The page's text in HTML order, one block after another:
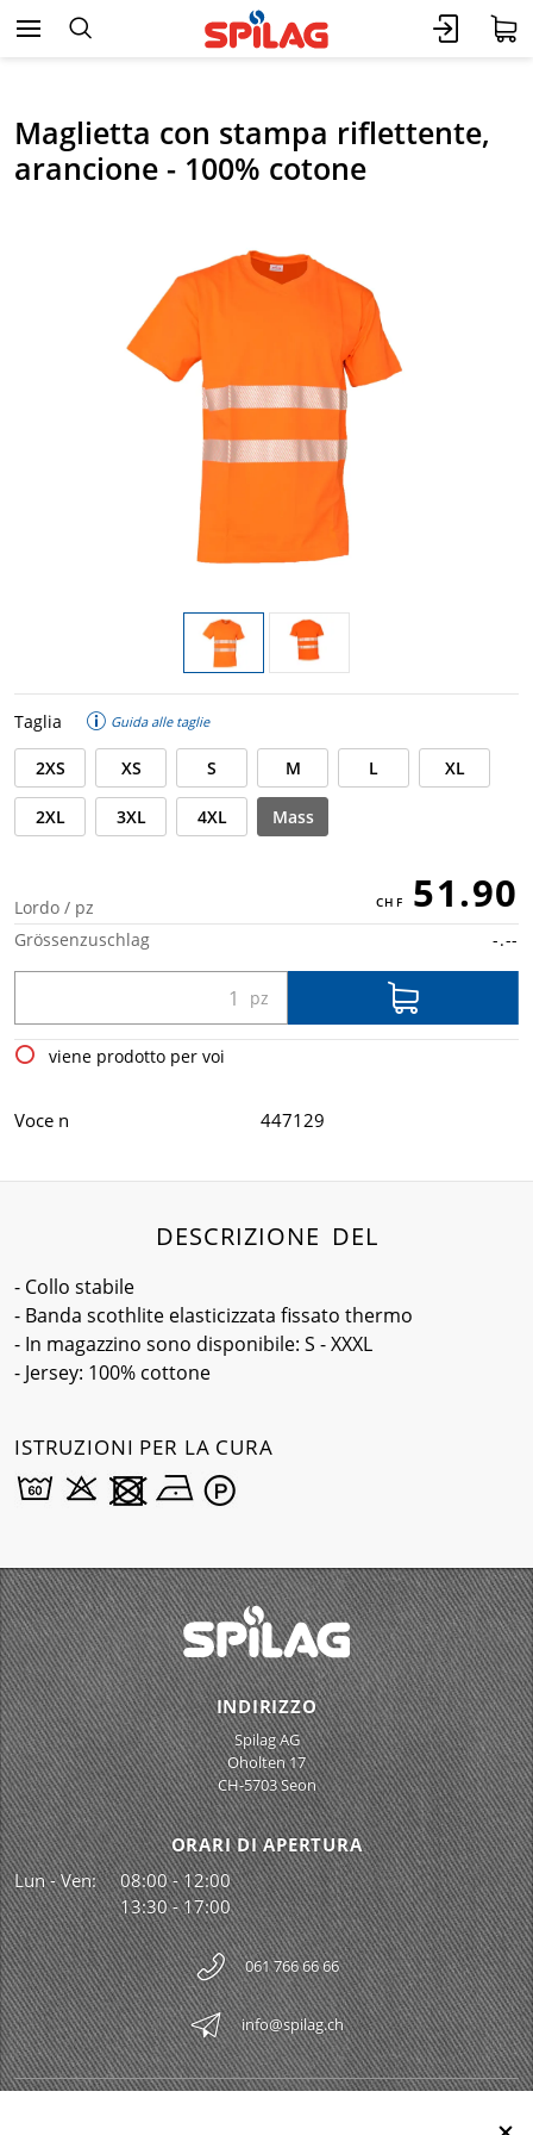
Maglietta con stampa riflettente,
arancione - 100% cotone
Taglia Guida alle taglie
2XS XS S M L XL
2XL 3XL 4XL Mass
Lordo / pz 51.90
Grössenzuschlag -.--
viene prodotto per voi
Voce n 447129
DESCRIZIONE DEL
- Collo stabile
- Banda scothlite elasticizzata fissato thermo
- In magazzino sono disponibile: S - XXXL
- Jersey: 100% cottone
ISTRUZIONI PER LA CURA
INDIRIZZO
Spilag AG
Oholten 17
CH-5703 Seon
ORARI DI APERTURA
Lun - Ven:
08:00 - 12:00
13:30 - 17:00
061 766 66 66
info@spilag.ch